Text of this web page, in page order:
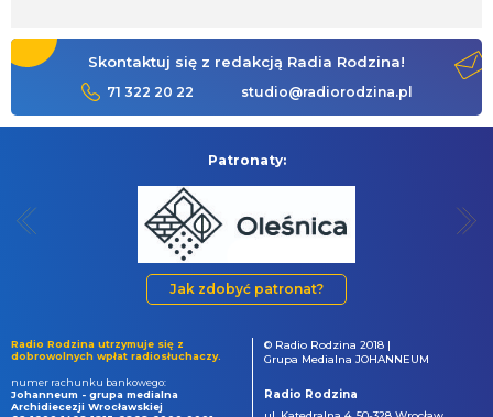
Skontaktuj się z redakcją Radia Rodzina!
71 322 20 22 studio@radiorodzina.pl
Patronaty:
Jak zdobyć patronat?
Radio Rodzina utrzymuje się z
dobrowolnych wpłat radiosłuchaczy.
numer rachunku bankowego:
Johanneum - grupa medialna
Archidiecezji Wrocławskiej
© Radio Rodzina 2018 |
Grupa Medialna JOHANNEUM
Radio Rodzina